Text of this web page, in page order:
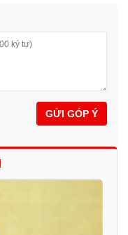
GỬI GÓP Ý